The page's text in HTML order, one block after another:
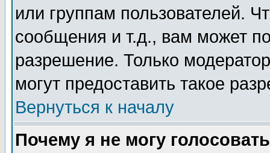
или группам пользователей.
сообщения и т.д., вам может
разрешение. Только
могут предоставить такое
Вернуться к началу
Почему я не могу